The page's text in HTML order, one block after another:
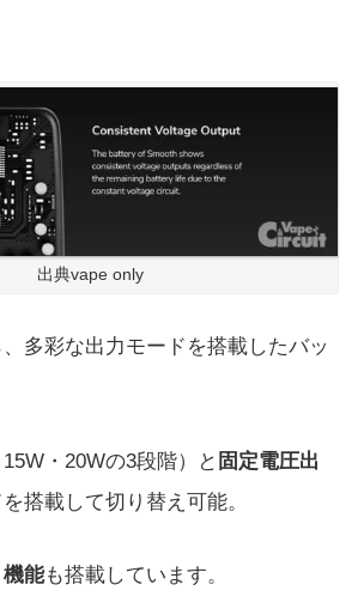
出典vape only
多彩な出力モードを搭載したバッ
15W・20Wの3段階）と 固定電圧出
を搭載して切り替え可能。
能も搭載しています。